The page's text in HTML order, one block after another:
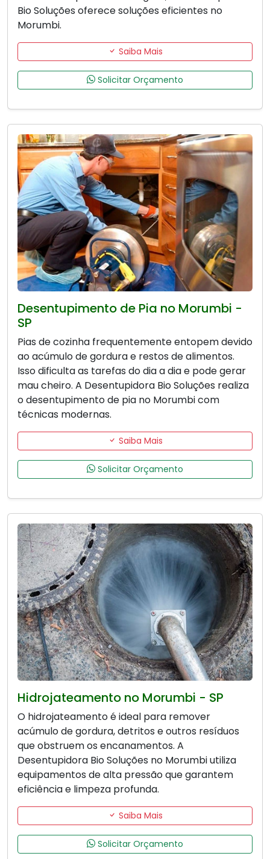
Bio Soluções oferece soluções eficientes no
Morumbi.
Saiba Mais
Solicitar Orçamento
Desentupimento de Pia no Morumbi -
SP
Pias de cozinha frequentemente entopem devido
ao acúmulo de gordura e restos de alimentos.
Isso dificulta as tarefas do dia a dia e pode gerar
mau cheiro. A Desentupidora Bio Soluções realiza
o desentupimento de pia no Morumbi com
técnicas modernas.
Saiba Mais
Solicitar Orçamento
Hidrojateamento no Morumbi - SP
O hidrojateamento é ideal para remover
acúmulo de gordura, detritos e outros resíduos
que obstruem os encanamentos. A
Desentupidora Bio Soluções no Morumbi utiliza
equipamentos de alta pressão que garantem
eficiência e limpeza profunda.
Saiba Mais
Solicitar Orçamento